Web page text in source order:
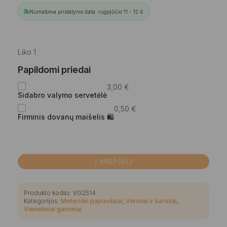
Numatoma pristatymo data: rugpjūčio 11 - 12 d.
Liko 1
Papildomi priedai
Sidabro valymo servetėlė
3,00 €
Firminis dovanų maišelis 🛍
0,50 €
Į KREPŠELĮ
Produkto kodas: VG2514
Kategorijos: Moteriški papuošalai Vėriniai ir karoliai
Vienetiniai gaminiai